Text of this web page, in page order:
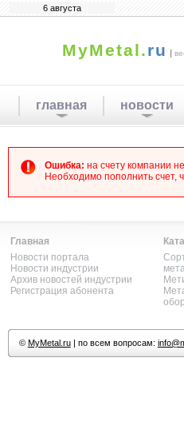
6 августа
MyMetal.ru |
главная новости
Ошибка: на счету компании
Необходимо пополнить счет,
Главная
Новости портала
Новости индустрии
Архив новостей индустрии
Регистрация абонента
© MyMetal.ru| по всем вопросам: